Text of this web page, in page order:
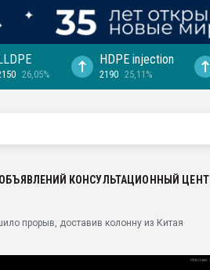
26,05%
HDPE injection
2190 25,11%
КОНСУЛЬТАЦИОННЫЙ
прорыв, доставив колонну из Китая